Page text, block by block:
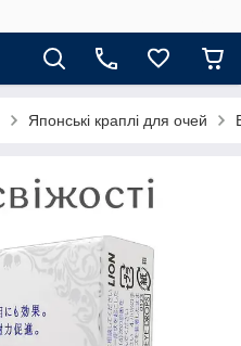
Японські краплі для очей